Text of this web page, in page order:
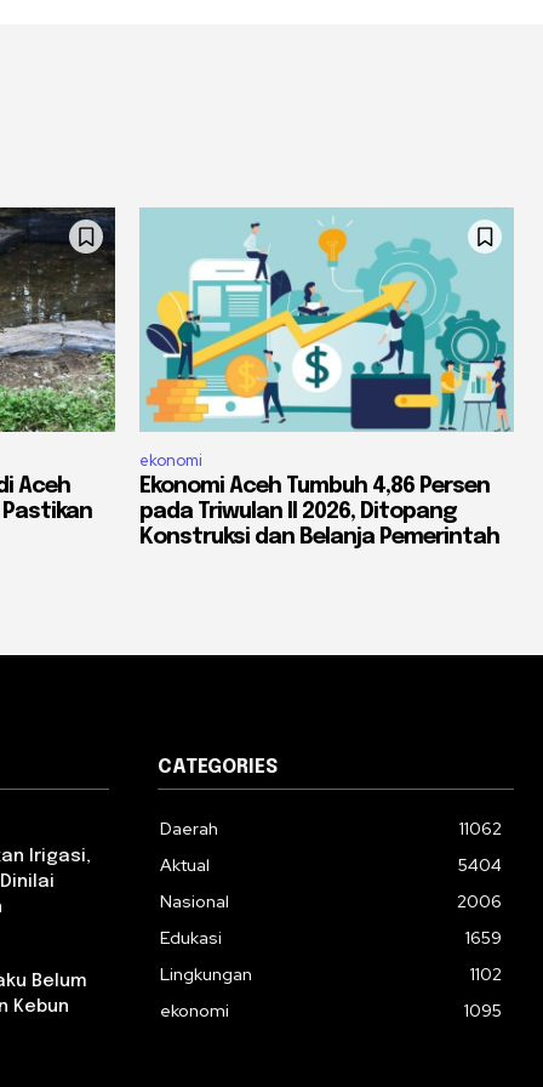
Aceh
Pastikan
ekonomi
Ekonomi Aceh Tumbuh 4,86 Persen
pada Triwulan II 2026, Ditopang
Konstruksi dan Belanja Pemerintah
Irigasi,
Belum
Kebun
CATEGORIES
Daerah
11062
Aktual
5404
Nasional
2006
Edukasi
1659
Lingkungan
1102
ekonomi
1095